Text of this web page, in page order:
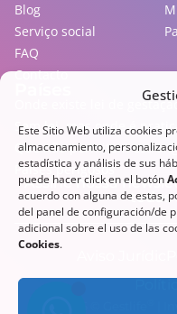
Este Sitio Web utiliza cookies
almacenamiento,
estadística y análisis de sus
puede hacer click en el botón
acuerdo con alguna de estas,
del panel de configuración/de
adicional sobre el uso de las
Cookies.
Blog
Serviço social
FAQ
Contacto
Onde existe lei de
Sem lei, mas onde é
Que não permitem
Países perigosos
Assine nossa
todas
|